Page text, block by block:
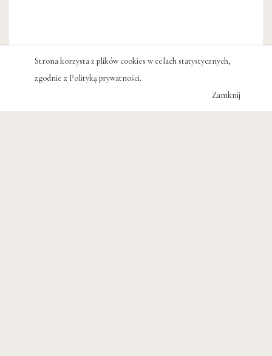
Strona korzysta z plików cookies w celach statystycznych,
zgodnie z Polityką prywatności.
Zamknij